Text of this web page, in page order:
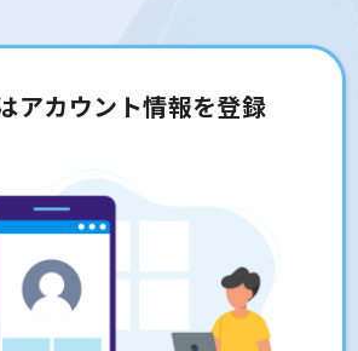
アカウント情報を登録